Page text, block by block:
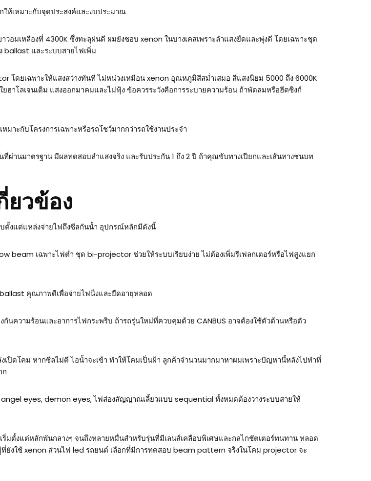
ห้เหมาะกับจุดประสงค์และงบประมาณ
อมเหลืองที่ 4300K ซึ่งทะลุฝนดี ผมยังชอบ xenon ในบางเคสเพราะลำแสงยืดและพุ่งดี โดยเฉพาะชุด
และระบบสายไฟเพิ่ม
โดยเฉพาะให้แสงสว่างทันที ไม่หน่วงเหมือน xenon อุณหภูมิสีสม่ำเสมอ สีแสงนิยม 5000 ถึง 6000K
ฮาโลเจนเดิม แสงออกมาคมและไม่ฟุ้ง ข้อควรระวังคือการระบายความร้อน ถ้าพัดลมหรือฮีตซิงก์
าะกับโครงการเฉพาะหรือรถโชว์มากกว่ารถใช้งานประจำ
านมาตรฐาน มีผลทดสอบลำแสงจริง และรับประกัน 1 ถึง 2 ปี ถ้าคุณขับทางเปียกและเส้นทางชนบท
ยวข้อง
งแต่แหล่งจ่ายไฟถึงซีลกันน้ำ อุปกรณ์หลักมีดังนี้
เฉพาะไฟต่ำ ชุด bi-projector ช่วยให้ระบบเรียบง่าย ไม่ต้องเพิ่มรีเฟลกเตอร์หรือไฟสูงแยก
คุณภาพดีเพื่อจ่ายไฟนิ่งและยืดอายุหลอด
ความร้อนและอาการไฟกระพริบ ถ้ารถรุ่นใหม่ที่ควบคุมด้วย CANBUS อาจต้องใช้ตัวต้านหรือตัว
ดโคม หากซีลไม่ดี ไอน้ำจะเข้า ทำให้โคมเป็นฝ้า ลูกค้าจำนวนมากมาหาผมเพราะปัญหานี้หลังไปทำที่
ก
eyes, demon eyes, ไฟส่องสัญญาณเลี้ยวแบบ sequential ทั้งหมดต้องวางระบบสายให้
ตั้งแต่หลักพันกลางๆ จนถึงหลายหมื่นสำหรับรุ่นที่มีเลนส์เคลือบพิเศษและกลไกชัตเตอร์ทนทาน หลอด
ยังใช้ xenon ส่วนไฟ led รถยนต์ เลือกที่มีการทดสอบ beam pattern จริงในโคม projector จะ